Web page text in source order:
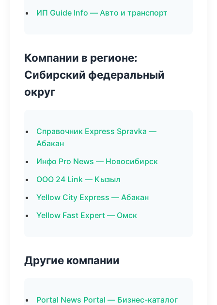
ИП Guide Info — Авто и транспорт
Компании в регионе:
Сибирский федеральный
округ
Справочник Express Spravka —
Абакан
Инфо Pro News — Новосибирск
ООО 24 Link — Кызыл
Yellow City Express — Абакан
Yellow Fast Expert — Омск
Другие компании
Portal News Portal — Бизнес-каталог